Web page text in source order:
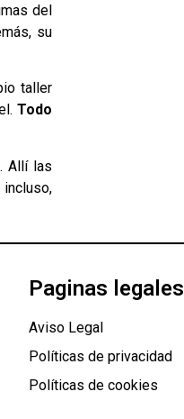
del
su
taller
Todo
Allí las
Paginas legales
Aviso Legal
Políticas de privacidad
Políticas de cookies